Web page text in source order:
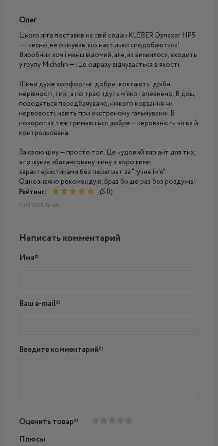
Олег
Цього літа поставив на свій седан KLEBER Dynaxer HP5
— і чесно, не очікував, що настільки сподобаються!
Виробник хоч і менш відомий, але, як виявилося, входить
у групу Michelin — і це одразу відчувається в якості.
Шини дуже комфортні: добре "ковтають" дрібні
нерівності, тихі, а по трасі їдуть м’яко і впевнено. В дощ
поводяться передбачувано, ніякого ковзання чи
нервовості, навіть при екстреному гальмуванні. В
поворотах теж тримаються добре — керованість чітка й
контрольована.
За свою ціну — просто топ. Це чудовий варіант для тих,
хто шукає збалансовану шину з хорошими
характеристиками без переплат за "гучне ім’я".
Однозначно рекомендую, брав би ще раз без роздумів!
Рейтинг:
(5.0)
11.04.2025, 16:46
Написать комментарий
Имя*
Ваш e-mail*
Введите комментарий*
Оценить товар*
Плюсы